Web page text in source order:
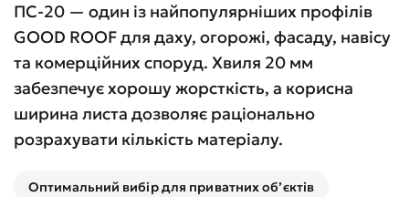
ПС-20 — один із найпопулярніших профілів
GOOD ROOF для даху, огорожі, фасаду, навісу
та комерційних споруд. Хвиля 20 мм
забезпечує хорошу жорсткість, а корисна
ширина листа дозволяє раціонально
розрахувати кількість матеріалу.
Оптимальний вибір для приватних об’єктів